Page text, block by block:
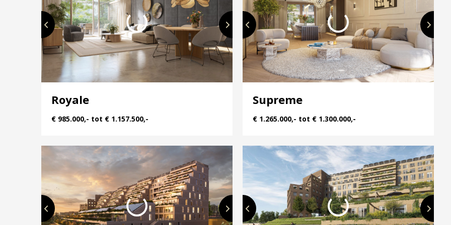
Kortom: er is écht wat te kiezen. Van uitgesproken en uniek tot ruim en elegant — Bellevue biedt voor
elke woonstijl een passende mogelijkheid.
De bouw is al gestart, dus hier woon je straks gegarandeerd.
Royale
€ 985.000,- tot € 1.157.500,-
Supreme
€ 1.265.000,- tot € 1.300.000,-